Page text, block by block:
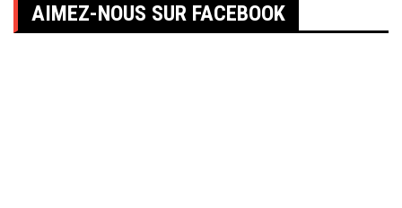
AIMEZ-NOUS SUR FACEBOOK